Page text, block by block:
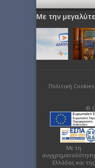
Με την
Πολιτική Cookies
©
Με τη
Ελλάδας και της